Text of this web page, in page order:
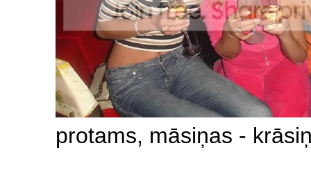
protams, māsiņas -